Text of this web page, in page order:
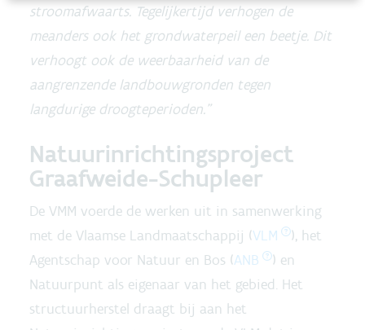
stroomafwaarts. Tegelijkertijd verhogen de
meanders ook het grondwaterpeil een beetje. Dit
verhoogt ook de weerbaarheid van de
aangrenzende landbouwgronden tegen
langdurige droogteperioden.”
Natuurinrichtingsproject
Graafweide-Schupleer
De VMM voerde de werken uit in samenwerking
met de Vlaamse Landmaatschappij (VLM
), het
Agentschap voor Natuur en Bos (ANB
) en
Natuurpunt als eigenaar van het gebied. Het
structuurherstel draagt bij aan het